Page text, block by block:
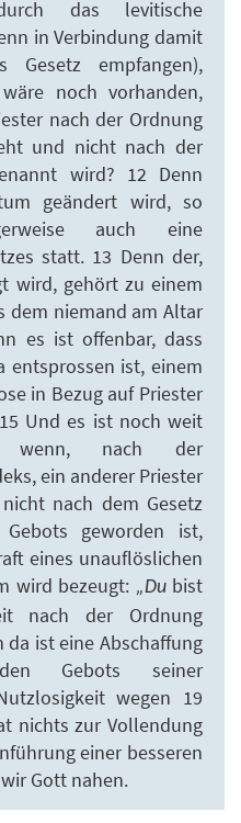
das levitische
in Verbindung damit
empfangen),
noch vorhanden,
nach der Ordnung
und nicht nach der
wird? 12 Denn
geändert wird, so
auch eine
statt. 13 Denn der,
wird, gehört zu einem
dem niemand am Altar
es ist offenbar, dass
entsprossen ist, einem
in Bezug auf Priester
Und es ist noch weit
wenn, nach der
ein anderer Priester
nach dem Gesetz
geworden ist,
eines unauflöslichen
wird bezeugt: „Dubist
nach der Ordnung
da ist eine Abschaffung
Gebots seiner
wegen 19
nichts zur Vollendung
einer besseren
Gott nahen.